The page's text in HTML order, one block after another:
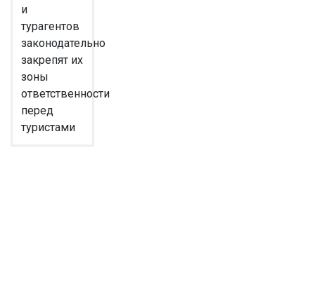
и
турагентов
законодательно
закрепят их
зоны
ответственности
перед
туристами